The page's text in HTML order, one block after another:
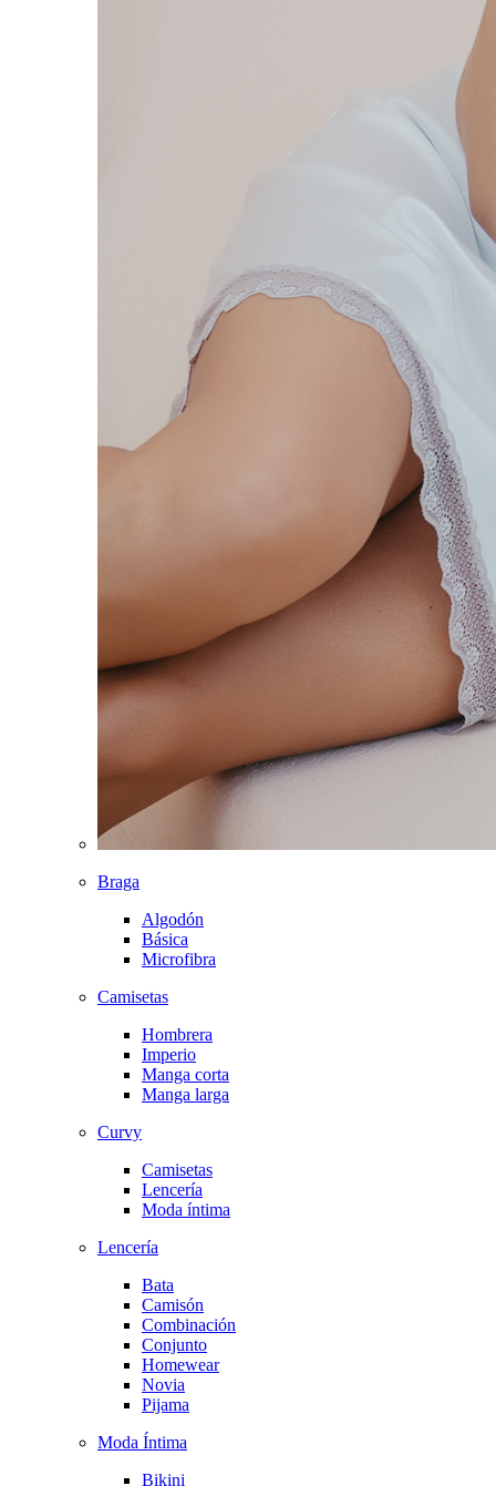
Braga
Algodón
Básica
Microfibra
Camisetas
Hombrera
Imperio
Manga corta
Manga larga
Curvy
Camisetas
Lencería
Moda íntima
Lencería
Bata
Camisón
Combinación
Conjunto
Homewear
Novia
Pijama
Moda Íntima
Bikini